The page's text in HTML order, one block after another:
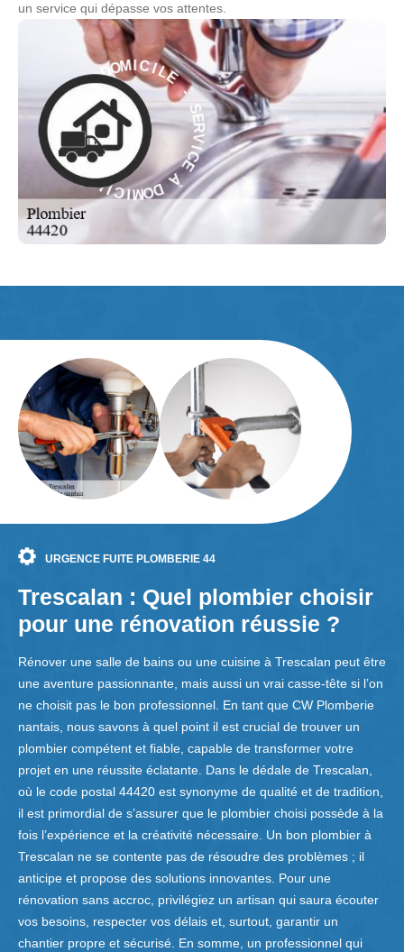
un service qui dépasse vos attentes.
S
E
R
V
I
E
À
DO
MICIL E -
S
E
R
V
I
C
E
À
D
O
M
I
C
I
L
E
-
URGENCE FUITE PLOMBERIE 44
Trescalan : Quel plombier choisir
pour une rénovation réussie ?
Rénover une salle de bains ou une cuisine à Trescalan peut être
une aventure passionnante, mais aussi un vrai casse-tête si l’on
ne choisit pas le bon professionnel. En tant que CW Plomberie
nantais, nous savons à quel point il est crucial de trouver un
plombier compétent et fiable, capable de transformer votre
projet en une réussite éclatante. Dans le dédale de Trescalan,
où le code postal 44420 est synonyme de qualité et de tradition,
il est primordial de s’assurer que le plombier choisi possède à la
fois l’expérience et la créativité nécessaire. Un bon plombier à
Trescalan ne se contente pas de résoudre des problèmes ; il
anticipe et propose des solutions innovantes. Pour une
rénovation sans accroc, privilégiez un artisan qui saura écouter
vos besoins, respecter vos délais et, surtout, garantir un
chantier propre et sécurisé. En somme, un professionnel qui